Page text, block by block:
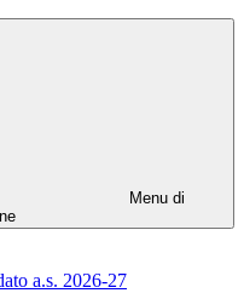
Menu di
a.s. 2026-27